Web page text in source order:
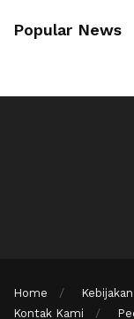
Popular News
Home
Kontak Kami